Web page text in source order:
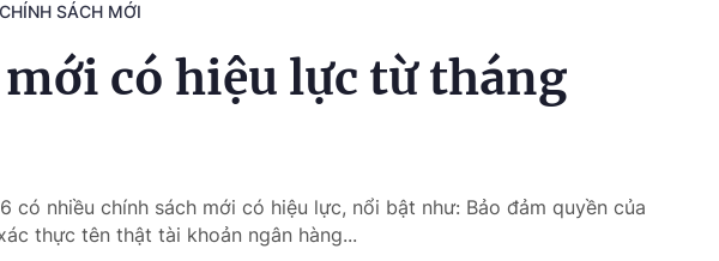
CHÍNH SÁCH MỚI
có hiệu lực từ tháng
có nhiều chính sách mới có hiệu lực, nổi bật như: Bảo đảm quyền của
thực tên thật tài khoản ngân hàng...